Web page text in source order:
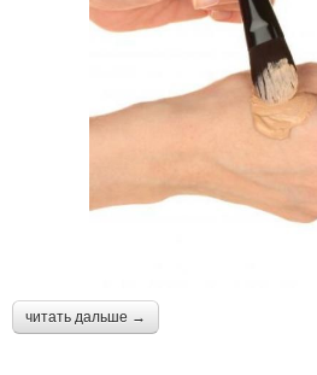
читать дальше →